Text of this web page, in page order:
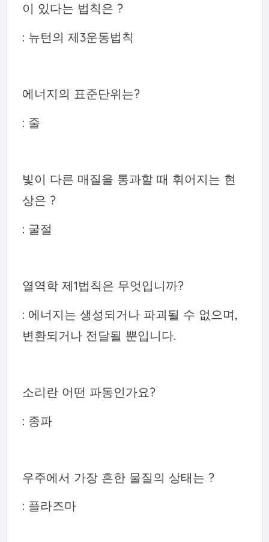
이 있다는 법칙은 ?
: 뉴턴의 제3운동법칙
에너지의 표준단위는?
: 줄
빛이 다른 매질을 통과할 때 휘어지는 현
상은 ?
: 굴절
열역학 제1법칙은 무엇입니까?
: 에너지는 생성되거나 파괴될 수 없으며,
변환되거나 전달될 뿐입니다.
소리란 어떤 파동인가요?
: 종파
우주에서 가장 흔한 물질의 상태는 ?
: 플라즈마